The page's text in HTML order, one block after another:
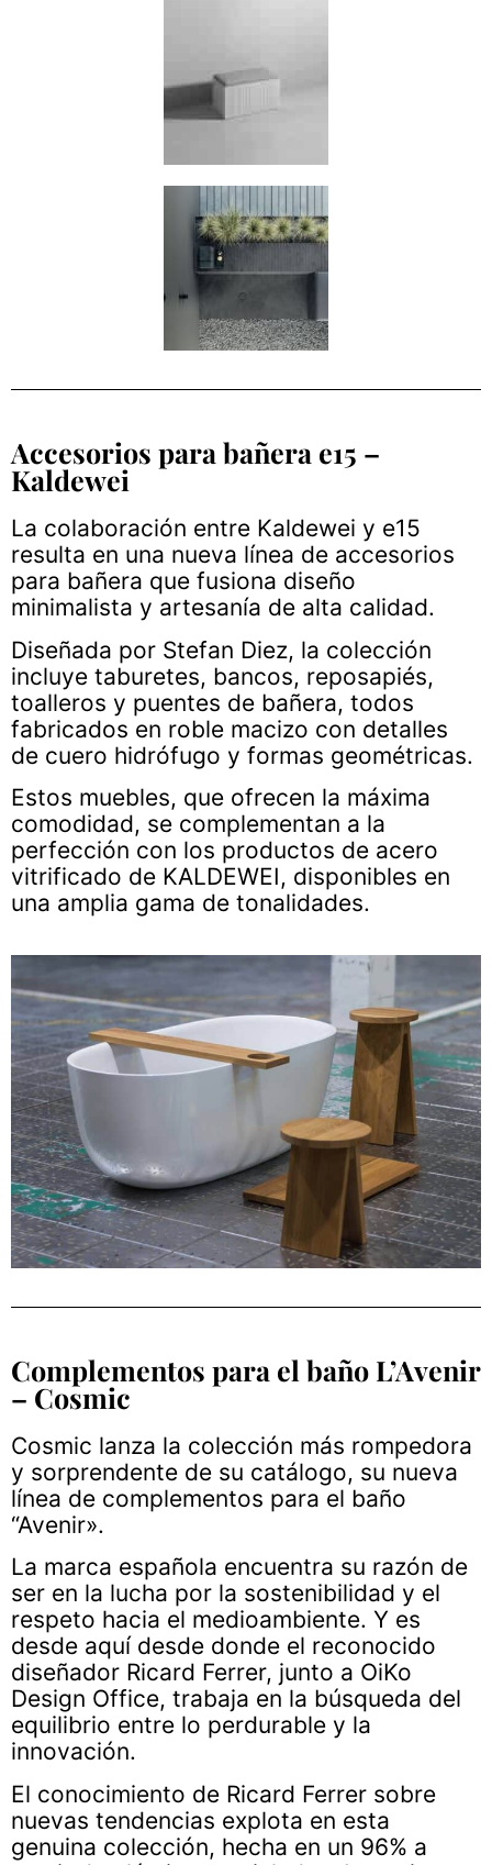
Accesorios para bañera e15 –
Kaldewei
La colaboración entre Kaldewei y e15
resulta en una nueva línea de accesorios
para bañera que fusiona diseño
minimalista y artesanía de alta calidad.
Diseñada por Stefan Diez, la colección
incluye taburetes, bancos, reposapiés,
toalleros y puentes de bañera, todos
fabricados en roble macizo con detalles
de cuero hidrófugo y formas geométricas.
Estos muebles, que ofrecen la máxima
comodidad, se complementan a la
perfección con los productos de acero
vitrificado de KALDEWEI, disponibles en
una amplia gama de tonalidades.
Complementos para el baño L’Avenir
– Cosmic
Cosmic lanza la colección más rompedora
y sorprendente de su catálogo, su nueva
línea de complementos para el baño
“Avenir».
La marca española encuentra su razón de
ser en la lucha por la sostenibilidad y el
respeto hacia el medioambiente. Y es
desde aquí desde donde el reconocido
diseñador Ricard Ferrer, junto a OiKo
Design Office, trabaja en la búsqueda del
equilibrio entre lo perdurable y la
innovación.
El conocimiento de Ricard Ferrer sobre
nuevas tendencias explota en esta
genuina colección, hecha en un 96% a